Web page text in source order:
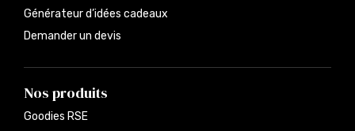
Générateur d’idées cadeaux
Demander un devis
Nos produits
Goodies RSE